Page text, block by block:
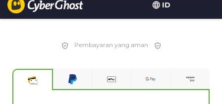
ID
Pembayaran yang aman